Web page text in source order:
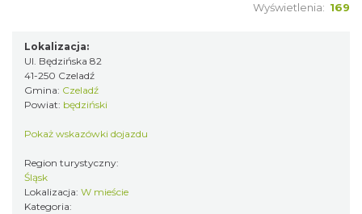
Wyświetlenia: 169
Lokalizacja:
Ul. Będzińska 82
41-250 Czeladź
Gmina: Czeladź
Powiat: będziński
Pokaż wskazówki dojazdu
Region turystyczny:
Śląsk
Lokalizacja: W mieście
Kategoria: